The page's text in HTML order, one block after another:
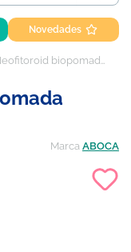
Novedades
Aboca Neofitoroid biopomada hemorroidal, 40 ml
Marca ABOCA